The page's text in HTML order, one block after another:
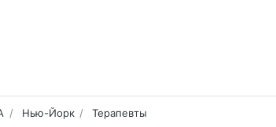
Нью-Йорк Терапевты